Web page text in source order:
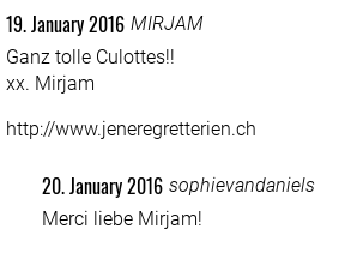
MIRJAM
19. January 2016
Ganz tolle Culottes!!
xx. Mirjam
http://www.jeneregretterien.ch
sophievandaniels
20. January 2016
Merci liebe Mirjam!